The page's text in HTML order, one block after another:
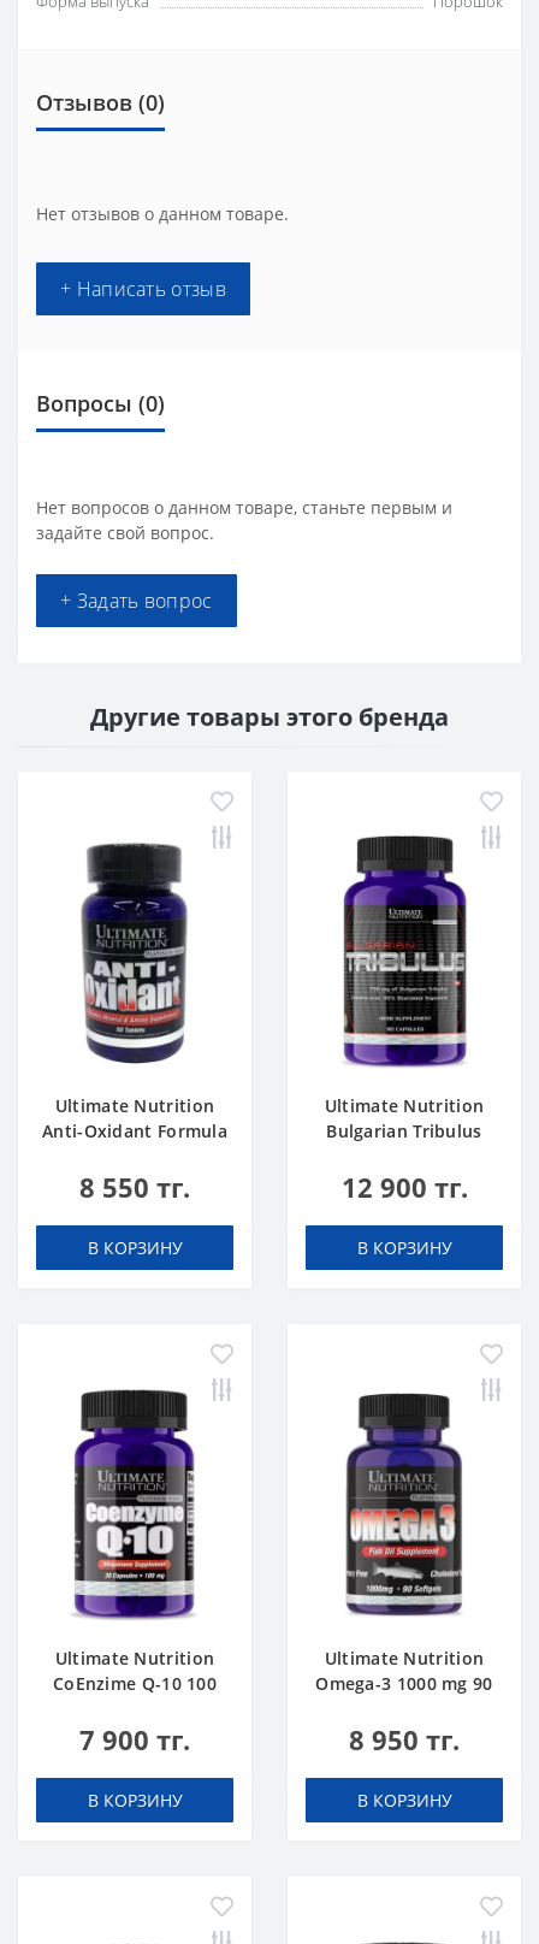
Отзывов (0)
Нет отзывов о данном товаре.
+ Написать отзыв
Вопросы (0)
Нет вопросов о данном товаре, станьте первым и
задайте свой вопрос.
+ Задать вопрос
Другие товары этого бренда
Ultimate Nutrition
Anti-Oxidant Formula
8 550 тг.
В КОРЗИНУ
Ultimate Nutrition
Bulgarian Tribulus
12 900 тг.
В КОРЗИНУ
Ultimate Nutrition
CoEnzime Q-10 100
7 900 тг.
В КОРЗИНУ
Ultimate Nutrition
Omega-3 1000 mg 90
8 950 тг.
В КОРЗИНУ